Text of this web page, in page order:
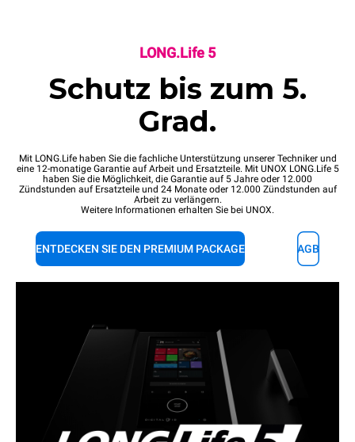
LONG.Life 5
Schutz bis zum 5.
Grad.
Mit LONG.Life haben Sie die fachliche Unterstützung unserer Techniker und
eine 12-monatige Garantie auf Arbeit und Ersatzteile. Mit UNOX LONG.Life 5
haben Sie die Möglichkeit, die Garantie auf 5 Jahre oder 12.000
Zündstunden auf Ersatzteile und 24 Monate oder 12.000 Zündstunden auf
Arbeit zu verlängern.
Weitere Informationen erhalten Sie bei UNOX.
ENTDECKEN SIE DEN PREMIUM PACKAGE AGB